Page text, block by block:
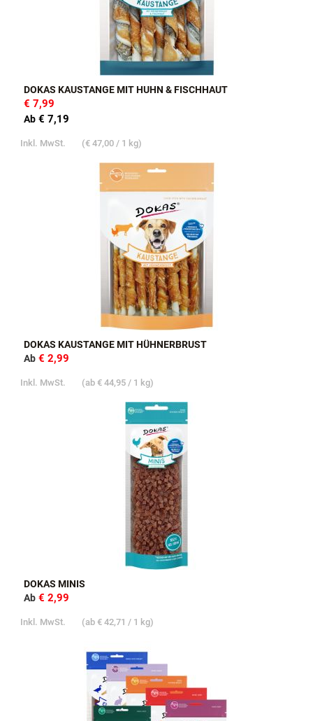
DOKAS KAUSTANGE MIT HUHN & FISCHHAUT
€ 7,99
Ab € 7,19
Inkl. MwSt. (€ 47,00 / 1 kg)
DOKAS KAUSTANGE MIT HÜHNERBRUST
Ab € 2,99
Inkl. MwSt. (ab € 44,95 / 1 kg)
DOKAS MINIS
Ab € 2,99
Inkl. MwSt. (ab € 42,71 / 1 kg)